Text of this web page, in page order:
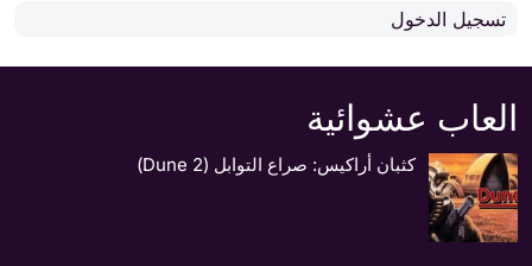
تسجيل الدخول
العاب عشوائية
كثبان أراكيس: صراع التوابل (Dune 2)